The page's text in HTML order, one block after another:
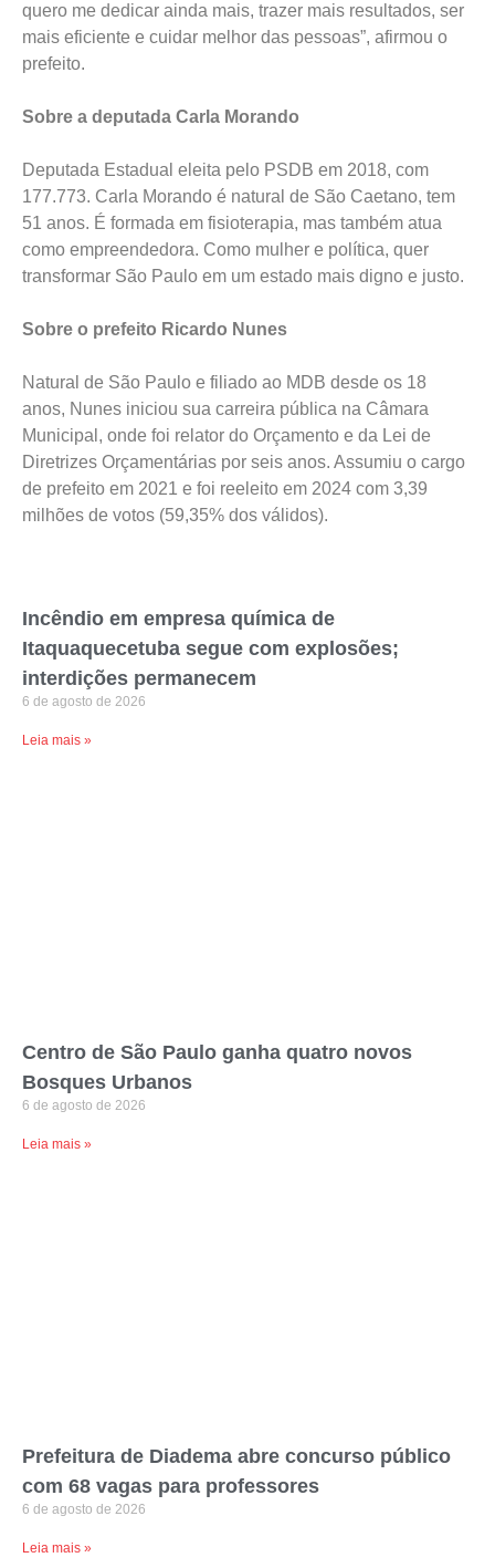
quero me dedicar ainda mais, trazer mais resultados, ser
mais eficiente e cuidar melhor das pessoas”, afirmou o
prefeito.
Sobre a deputada Carla Morando
Deputada Estadual eleita pelo PSDB em 2018, com
177.773. Carla Morando é natural de São Caetano, tem
51 anos. É formada em fisioterapia, mas também atua
como empreendedora. Como mulher e política, quer
transformar São Paulo em um estado mais digno e justo.
Sobre o prefeito Ricardo Nunes
Natural de São Paulo e filiado ao MDB desde os 18
anos, Nunes iniciou sua carreira pública na Câmara
Municipal, onde foi relator do Orçamento e da Lei de
Diretrizes Orçamentárias por seis anos. Assumiu o cargo
de prefeito em 2021 e foi reeleito em 2024 com 3,39
milhões de votos (59,35% dos válidos).
Incêndio em empresa química de
Itaquaquecetuba segue com explosões;
interdições permanecem
6 de agosto de 2026
Leia mais »
Centro de São Paulo ganha quatro novos
Bosques Urbanos
6 de agosto de 2026
Leia mais »
Prefeitura de Diadema abre concurso público
com 68 vagas para professores
6 de agosto de 2026
Leia mais »